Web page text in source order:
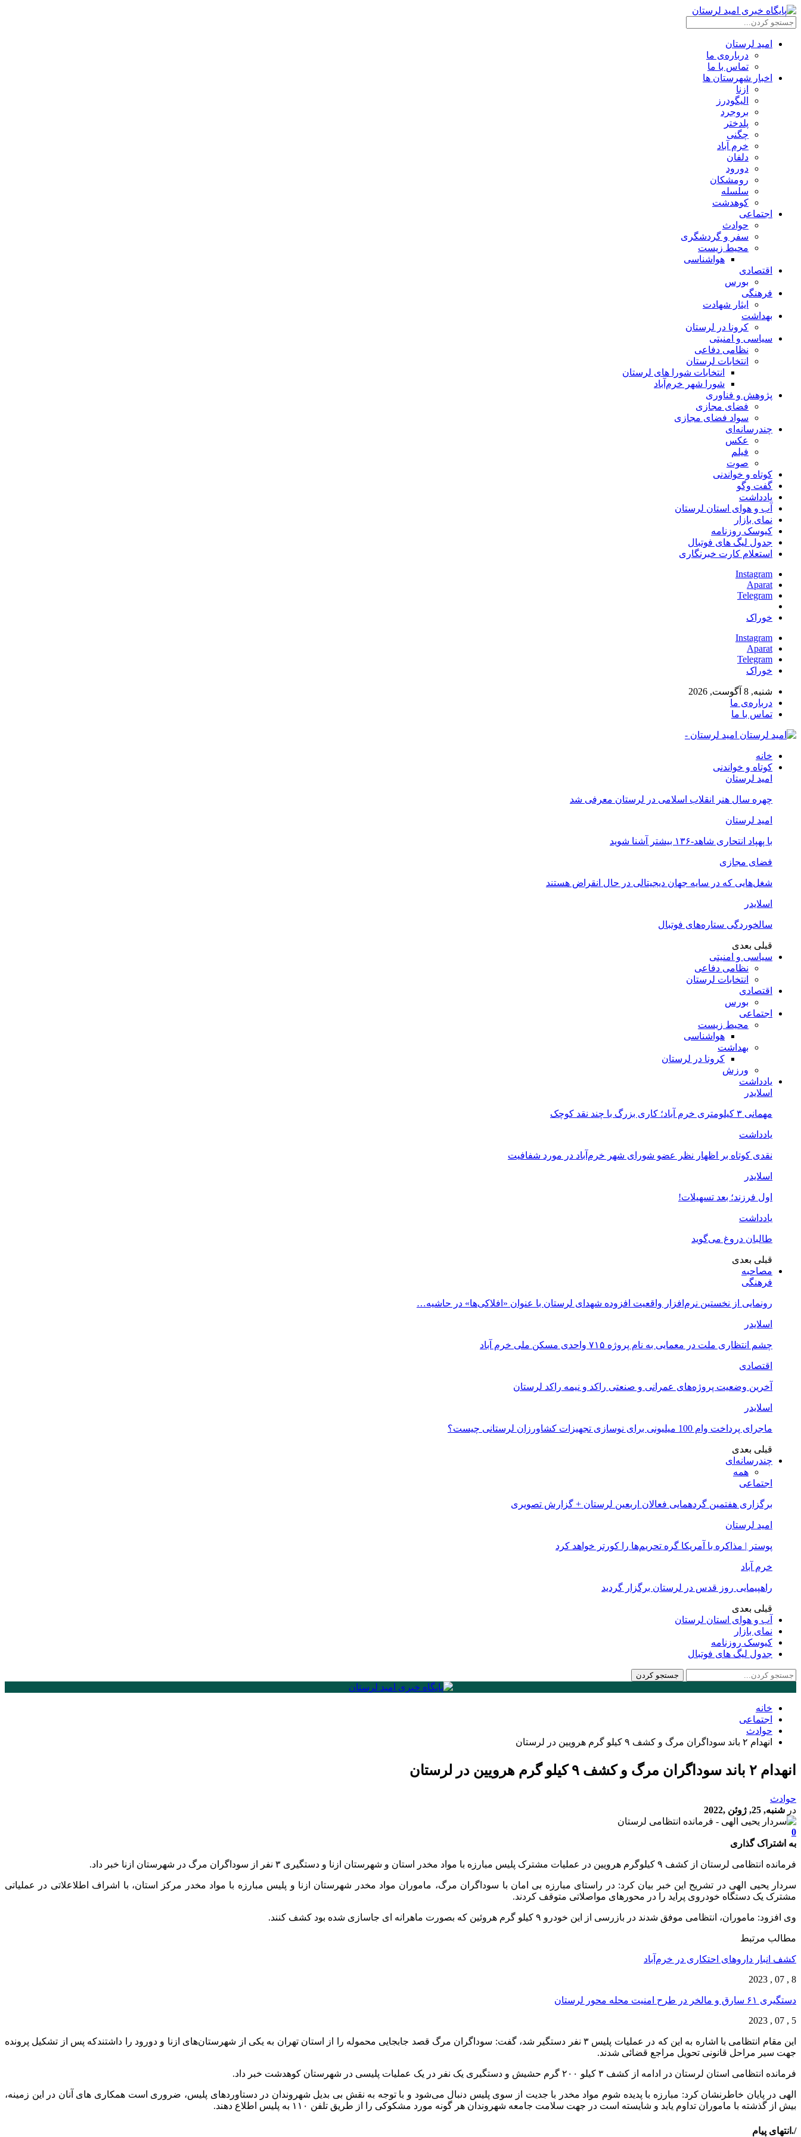
امید لرستان
درباره‌ی ما
تماس با ما
اخبار شهرستان ها
ازنا
الیگودرز
بروجرد
پلدختر
چگنی
خرم آباد
دلفان
دورود
رومشکان
سلسله
کوهدشت
اجتماعی
حوادث
سفر و گردشگری
محیط زیست
هواشناسی
اقتصادی
بورس
فرهنگی
ایثار شهادت
بهداشت
کرونا در لرستان
سیاسی و امنیتی
نظامی دفاعی
انتخابات لرستان
انتخابات شورا های لرستان
شورا شهر خرم‌آباد
پژوهش و فناوری
فضای مجازی
سواد فضای مجازی
چندرسانه‌ای
عكس
فیلم
صوت
کوتاه و خواندنی
گفت وگو
یادداشت
آب و هوای استان لرستان
نمای بازار
کیوسک روزنامه
جدول لیگ های فوتبال
استعلام کارت خبرنگاری
Instagram
Aparat
Telegram
خوراک
Instagram
Aparat
Telegram
خوراک
شنبه, 8 آگوست, 2026
درباره‌ی ما
تماس با ما
امید لرستان -
خانه
کوتاه و خواندنی
امید لرستان
چهره سال هنر انقلاب اسلامی در لرستان معرفی شد
امید لرستان
با پهپاد انتحاری شاهد-۱۳۶ بیشتر آشنا شوید
فضای مجازی
شغل‌‌هایی که در سایه جهان دیجیتالی در حال انقراض هستند
اسلایدر
سالخوردگی ستاره‌های فوتبال
قبلی بعدی
سیاسی و امنیتی
نظامی دفاعی
انتخابات لرستان
اقتصادی
بورس
اجتماعی
محیط زیست
هواشناسی
بهداشت
کرونا در لرستان
ورزش
یادداشت
اسلایدر
مهمانی ۳ کیلومتری خرم آباد؛ کاری بزرگ با چند نقد کوچک
یادداشت
نقدی کوتاه بر اظهار نظر عضو شورای شهر خرم‌آباد در مورد شفافیت
اسلایدر
اول فرزند؛ بعد تسهیلات!
یادداشت
طالبان دروغ می‌گوید
قبلی بعدی
مصاحبه
فرهنگی
رونمایی از نخستین نرم‌افزار واقعیت افزوده شهدای لرستان با عنوان «افلاکی‌ها» در حاشیه…
اسلایدر
چشم انتظاری ملت در معمایی به نام پروژه ۷۱۵ واحدی مسکن ملی خرم آباد
اقتصادی
آخرین وضعیت پروژه‌های عمرانی و صنعتی راکد و نیمه راکد لرستان
اسلایدر
ماجرای پرداخت وام 100 میلیونی برای نوسازی تجهیزات کشاورزان لرستانی چیست؟
قبلی بعدی
چندرسانه‌ای
همه
اجتماعی
برگزاری هفتمین گردهمایی فعالان اربعین لرستان + گزارش تصویری
امید لرستان
پوستر | مذاکره با آمریکا گره تحریم‌ها را کورتر خواهد کرد
خرم آباد
راهپیمایی روز قدس در لرستان برگزار گردید
قبلی بعدی
آب و هوای استان لرستان
نمای بازار
کیوسک روزنامه
جدول لیگ های فوتبال
خانه
اجتماعی
حوادث
انهدام ۲ باند سوداگران مرگ و کشف ۹ کیلو گرم هرویین در لرستان
انهدام ۲ باند سوداگران مرگ و کشف ۹ کیلو گرم هرویین در لرستان
حوادث
در شنبه, 25, ژوئن ,2022
0
به اشتراک گذاری
فرمانده انتظامی لرستان از کشف ۹ کیلوگرم هرویین در عملیات مشترک پلیس مبارزه با مواد مخدر استان و شهرستان ازنا و دستگیری ۳ نفر از سوداگران مرگ در شهرستان ازنا خبر داد.
سردار یحیی الهی در تشریح این خبر بیان کرد: در راستای مبارزه بی امان با سوداگران مرگ، ماموران مواد مخدر شهرستان ازنا و پلیس مبارزه با مواد مخدر مرکز استان، با اشراف اطلاعلاتی در عملیاتی
مشترک یک دستگاه خودروی پراید را در محورهای مواصلاتی متوقف کردند.
وی افزود: ماموران، انتظامی موفق شدند در بازرسی از این خودرو ۹ کیلو گرم هروئین که بصورت ماهرانه ای جاسازی شده بود کشف کنند.
مطالب مرتبط
کشف انبار داروهای احتکاری در خرم‌آباد
8 , 07 , 2023
دستگیری ۶۱ سارق و مالخر در طرح امنیت محله محور لرستان
5 , 07 , 2023
این مقام انتظامی با اشاره به این که در عملیات پلیس ۳ نفر دستگیر شد، گفت: سوداگران مرگ قصد جابجایی محموله را از استان تهران به یکی از شهرستان‌های ازنا و دورود را داشتندکه پس از تشکیل پرونده
جهت سیر مراحل قانونی تحویل مراجع قضائی شدند.
فرمانده انتظامی استان لرستان در ادامه از کشف ۳ کیلو ۲۰۰ گرم حشیش و دستگیری یک نفر در یک عملیات پلیسی در شهرستان کوهدشت خبر داد.
الهی در پایان خاطرنشان کرد: مبارزه با پدیده شوم مواد مخدر با جدیت از سوی پلیس دنبال می‌شود و با توجه به نقش بی بدیل شهروندان در دستاوردهای پلیس، ضروری است همکاری های آنان در این زمینه،
بیش از گذشته با ماموران تداوم یابد و شایسته است در جهت سلامت جامعه شهروندان هر گونه مورد مشکوکی را از طریق تلفن ۱۱۰ به پلیس اطلاع دهند.
/.انتهای پیام